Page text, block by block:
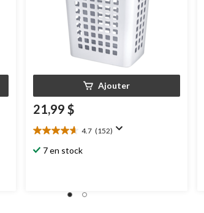
Ajouter
21,99 $
4.7 (152)
4.7
étoile(s)
évaluations
7 en stock